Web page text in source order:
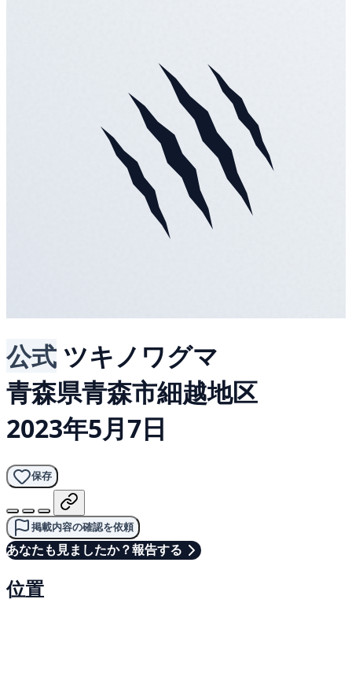
公式 ツキノワグマ
青森県青森市細越地区
2023年5月7日
保存
掲載内容の確認を依頼
あなたも見ましたか？報告する
位置